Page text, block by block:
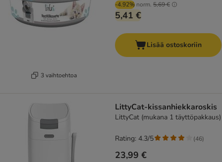
3 vaihtoehtoa
-4.92% norm. 5,69 €
5,41 €
Lisää ostoskoriin
LittyCat-kissanhiekkaroskis
LittyCat (mukana 1 täyttöpakkaus)
23,99 €
Rating: 4.3/5 (46)